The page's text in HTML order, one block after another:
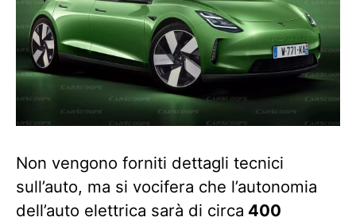
Non vengono forniti dettagli tecnici
sull’auto, ma si vocifera che l’autonomia
dell’auto elettrica sarà di circa 400